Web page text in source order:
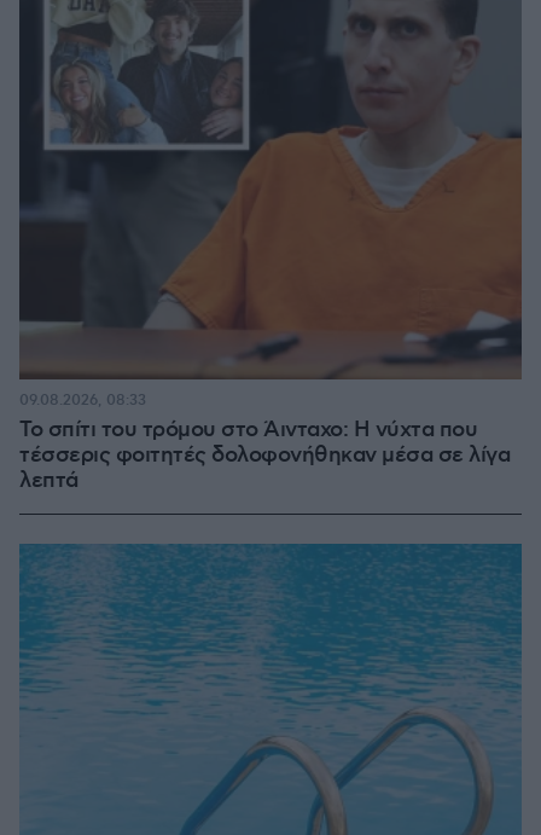
Το σπίτι του τρόμου στο Άινταχο: Η νύχτα που
τέσσερις φοιτητές δολοφονήθηκαν μέσα σε λίγα
λεπτά
09.08.2026, 08:33